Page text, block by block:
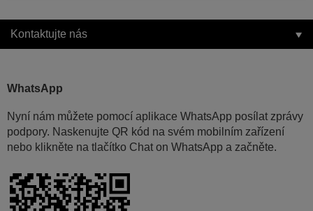
Kontaktujte nás
WhatsApp
Nyní nám můžete pomocí aplikace WhatsApp posílat zprávy
podpory. Naskenujte QR kód na svém mobilním zařízení
nebo klikněte na tlačítko Chat on WhatsApp a začněte.